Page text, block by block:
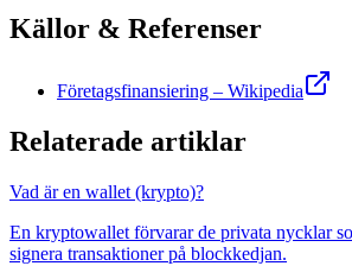
Källor & Referenser
Företagsfinansiering – Wikipedia
Relaterade artiklar
Vad är en wallet (krypto)?
En kryptowallet förvarar de privata nycklar
signera transaktioner på blockkedjan.